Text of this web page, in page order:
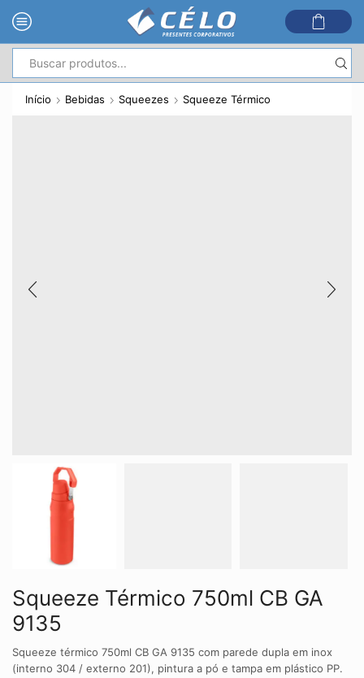
de
pesquisa
Início Bebidas Squeezes Squeeze Térmico
Squeeze Térmico 750ml CB GA
9135
Squeeze térmico 750ml CB GA 9135 com parede dupla em inox
(interno 304 / externo 201), pintura a pó e tampa em plástico PP.